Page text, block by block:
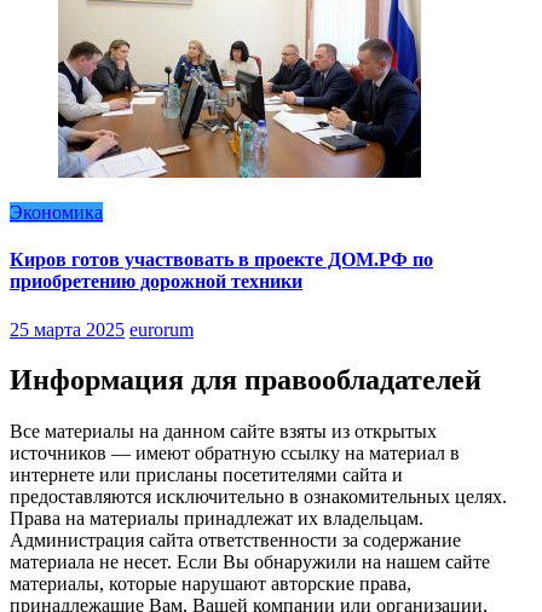
Экономика
Киров готов участвовать в проекте ДОМ.РФ по
приобретению дорожной техники
25 марта 2025 eurorum
Информация для правообладателей
Все материалы на данном сайте взяты из открытых
источников — имеют обратную ссылку на материал в
интернете или присланы посетителями сайта и
предоставляются исключительно в ознакомительных целях.
Права на материалы принадлежат их владельцам.
Администрация сайта ответственности за содержание
материала не несет. Если Вы обнаружили на нашем сайте
материалы, которые нарушают авторские права,
принадлежащие Вам, Вашей компании или организации,